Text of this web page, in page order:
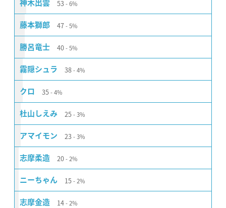
神木出雲 53 6%
藤本獅郎 47 5%
勝呂竜士 40 5%
霧隠シュラ 38 4%
クロ 35 4%
杜山しえみ 25 3%
アマイモン 23 3%
志摩柔造 20 2%
ニーちゃん 15 2%
志摩金造 14 2%